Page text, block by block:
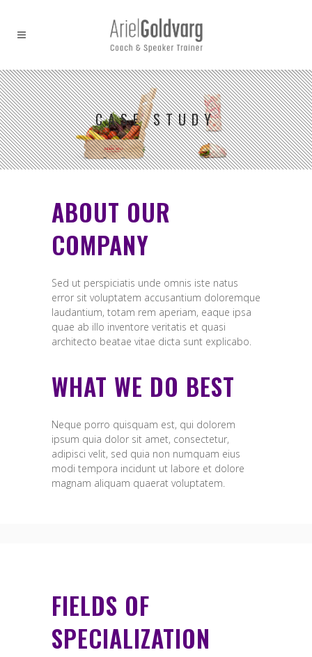
CASE STUDY
ABOUT OUR
COMPANY
Sed ut perspiciatis unde omnis iste natus
error sit voluptatem accusantium doloremque
laudantium, totam rem aperiam, eaque ipsa
quae ab illo inventore veritatis et quasi
architecto beatae vitae dicta sunt explicabo.
WHAT WE DO BEST
Neque porro quisquam est, qui dolorem
ipsum quia dolor sit amet, consectetur,
adipisci velit, sed quia non numquam eius
modi tempora incidunt ut labore et dolore
magnam aliquam quaerat voluptatem.
FIELDS OF
SPECIALIZATION